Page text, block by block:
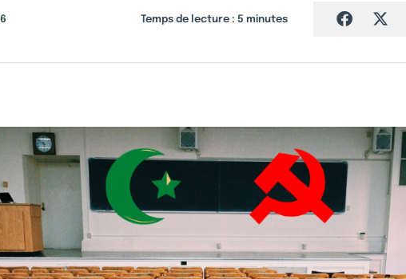
6 Temps de lecture : 5 minutes